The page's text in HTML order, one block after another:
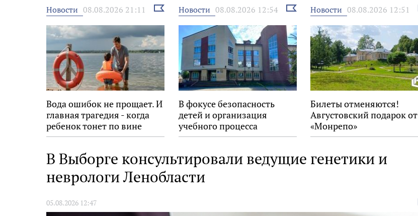
Новости 08.08.2026 21:11
Выбрать
новость
Вода ошибок не прощает. И
главная трагедия - когда
ребенок тонет по вине
взрослых
Новости 08.08.2026 12:54
Выбрать
новость
В фокусе безопасность
детей и организация
учебного процесса
Новости 08.08.2026 12:51
Билеты отменяются!
Августовский подарок от
«Монрепо»
В Выборге консультировали ведущие генетики и
неврологи Ленобласти
05.08.2026 12:47